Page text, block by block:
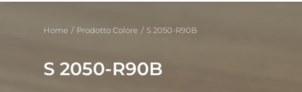
Home Prodotto Colore S 2050-R90B
S 2050-R90B